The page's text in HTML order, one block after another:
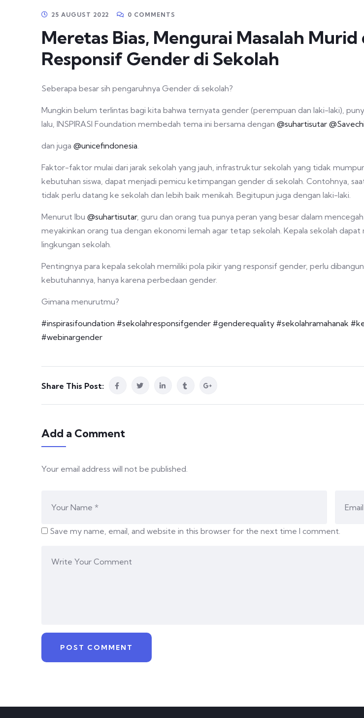
25 AUGUST 2022 0 COMMENTS
Meretas Bias, Mengurai Masalah
Responsif Gender di Sekolah
Seberapa besar sih pengaruhnya Gender di sekolah?
Mungkin belum terlintas bagi kita bahwa ternyata gender (perempuan dan laki-laki),
lalu, INSPIRASI Foundation membedah tema ini bersama dengan @suhartisutar
dan juga @unicefindonesia.
Faktor-faktor mulai dari jarak sekolah yang jauh, infrastruktur sekolah yang tidak
kebutuhan siswa, dapat menjadi pemicu ketimpangan gender di sekolah. Contohnya,
tidak perlu datang ke sekolah dan lebih baik menikah. Begitupun juga dengan laki-laki.
Menurut Ibu @suhartisutar, guru dan orang tua punya peran yang besar dalam
meyakinkan orang tua dengan ekonomi lemah agar tetap sekolah. Kepala sekolah
lingkungan sekolah.
Pentingnya para kepala sekolah memiliki pola pikir yang responsif gender, perlu
kebutuhannya, hanya karena perbedaan gender.
Gimana menurutmu?
#inspirasifoundation #sekolahresponsifgender #genderequality #sekolahramahanak
#webinargender
Share This Post:
Add a Comment
Your email address will not be published.
Save my name, email, and website in this browser for the next time I comment.